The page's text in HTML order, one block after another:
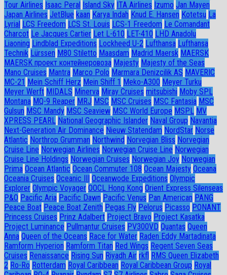
Tour Airlines Isaac Peral Island Sky ITA Airlines Izumo Jan Mayen
Japan Airlines JetBlue kaan Karya Indah Knud E. Hansen Kotetsu La
Lyrial LCS Freedom LCS St. Louis LCS-1 Freedom Le Comandant
Charcot Le Jacques Cartier Let L-610 LET-410 LHD Anadolu
Liaoning Lindblad Expeditions Lockheed U-2 Lufthansa Lufthansa
Technik Lürssen M80 Stiletto Maasdam Madrid Maersk MAERSK
MAERSK проект контейнеровоза Majesty Majesty of the Seas
Mano Cruises Mantra Marco Polo Marmara Denizcilik AS MAVERIC
MC-21 Mein Schiff Herz Mein Shiff 1 Meko-A300 Meyer Turku
Meyer Werft MIDALS Minerva Miray Cruises mitsubishi Moby SPL
Montana MQ-9 Reaper MRJ MSC MSC Cruises MSC Fantasia MSC
Gulsun MSC Mandy MSC Seaview MSC World Europe MSPL MV
XPRESS PEARL National Geographic Islander Naval Group Navantia
Next-Generation Air Dominance Nieuw Statendam NordStar Norse
Atlantic Northrop Grumman Northwind Norvegian Bliss Norvegian
Cruise Line Norwegian Airlines Norwegian Cruise Line Norwegian
Cruise Line Holdings Norwegian Cruises Norwegian Joy Norwegian
Prima Ocean Atlantic Ocean Commuter 108 Ocean Majesty Oceana
Oceania Cruises Oceanic III Oceanwode Expeditions Olympic
Explorer Olympic Voyager OOCL Hong Kong Orient Express Silenseas
P&O Pacific Aria Pacific Dawn Pacific Venus Pan American PANG
Peace Boat Peace Boat Zenith Pegas Fly Pelorus Picasso PONANT
Princess Cruises Prinz Adalbert Project Bravo Project Kasatka
Project Luminance Pullmantur Cruises PV300VD Quantas Queen
Anna Queen of the Oceans Race for Water Raden Eddy Martadinata
Ramform Hyperion Ramform Titan Red Wings Regent Seven Seas
Cruises Renaissance Rising Sun Riyadh Air rkfl RMS Queen Elizabeth
2 Ro-Ro Rotterdam Royal Caribbean Royal Caribbean Group Royal